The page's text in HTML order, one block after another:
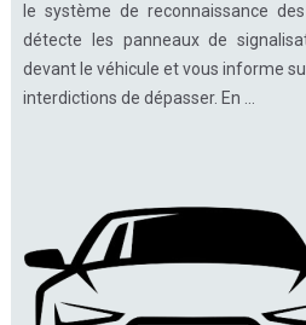
le système de reconnaissance
détecte les panneaux de
devant le véhicule et vous informe
interdictions de dépasser. En ...